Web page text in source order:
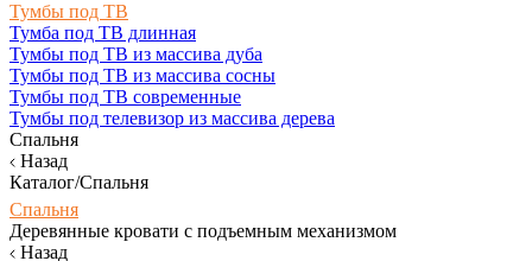
Тумбы под ТВ
Тумба под ТВ длинная
Тумбы под ТВ из массива дуба
Тумбы под ТВ из массива сосны
Тумбы под ТВ современные
Тумбы под телевизор из массива дерева
Спальня
Назад
Каталог/Спальня
Спальня
Деревянные кровати с подъемным механизмом
Назад